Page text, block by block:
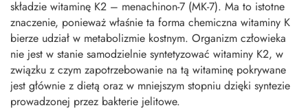
składzie witaminę K2 – menachinon-7 (MK-7). Ma to istotne
znaczenie, ponieważ właśnie ta forma chemiczna witaminy K
bierze udział w metabolizmie kostnym. Organizm człowieka
nie jest w stanie samodzielnie syntetyzować witaminy K2, w
związku z czym zapotrzebowanie na tą witaminę pokrywane
jest głównie z dietą oraz w mniejszym stopniu dzięki syntezie
prowadzonej przez bakterie jelitowe.